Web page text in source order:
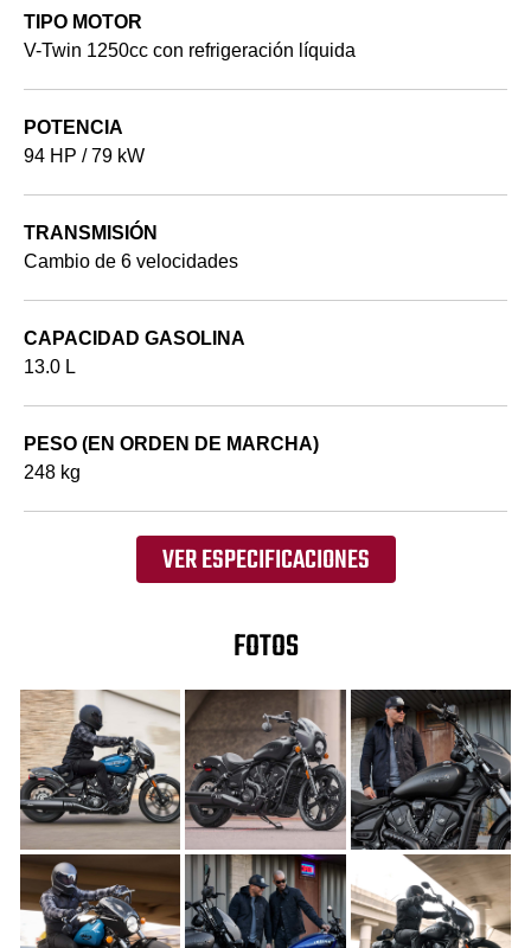
TIPO MOTOR
V-Twin 1250cc con refrigeración líquida
POTENCIA
94 HP / 79 kW
TRANSMISIÓN
Cambio de 6 velocidades
CAPACIDAD GASOLINA
13.0 L
PESO (EN ORDEN DE MARCHA)
248 kg
VER ESPECIFICACIONES
FOTOS